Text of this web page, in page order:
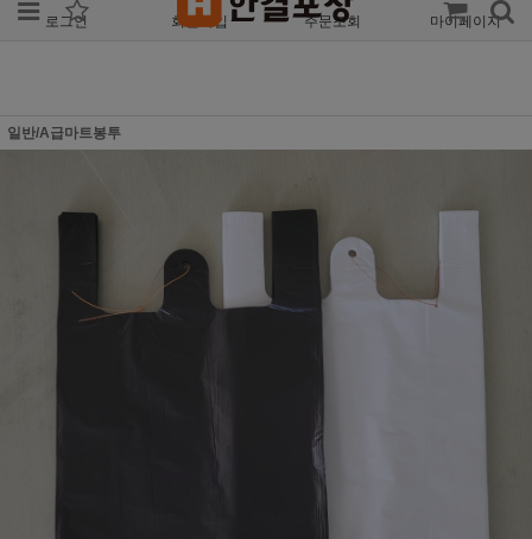
로그인 회원가입 주문조회 마이페이지
일반/A급마트봉투